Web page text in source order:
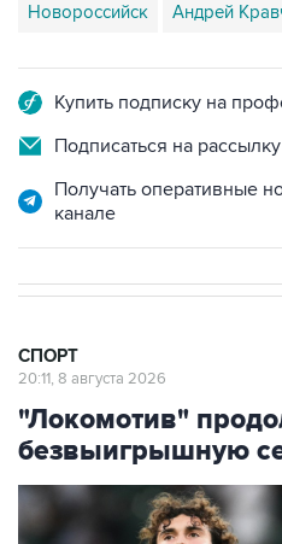
Новороссийск Андрей
Купить подписку на
Подписаться на
Получать оперативные
канале
СПОРТ
20:11, 8 августа 2026
"Локомотив"
безвыигрышную